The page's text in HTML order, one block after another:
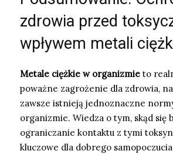
zdrowia przed
wpływem metali
Metale ciężkie w organizmie to
poważne zagrożenie dla zdrowia,
zawsze istnieją jednoznaczne
organizmie. Wiedza o tym, skąd się
ograniczanie kontaktu z tymi
kluczowe dla dobrego